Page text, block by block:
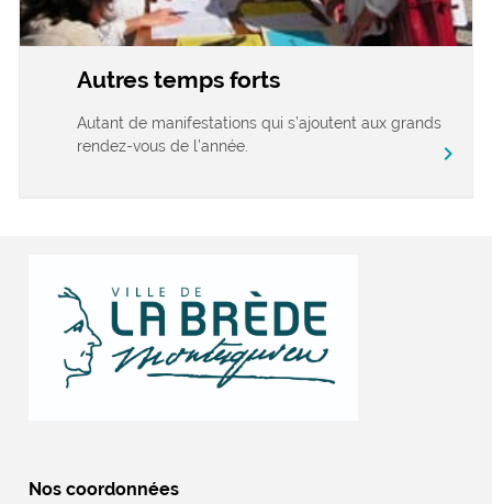
Autres temps forts
Autant de manifestations qui s’ajoutent aux grands
rendez-vous de l’année.
chevron_right
Nos coordonnées